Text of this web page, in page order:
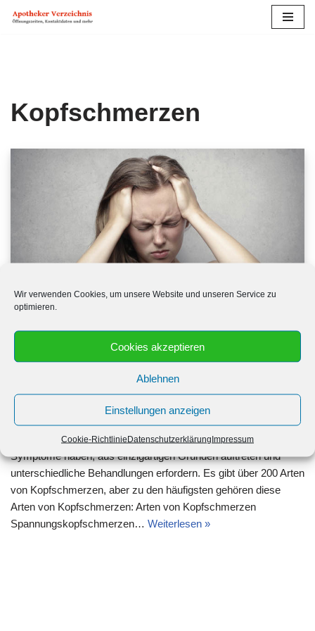
Wir verwenden Cookies, um unsere Website und unseren Service zu
optimieren.
Cookies akzeptieren
Ablehnen
Einstellungen anzeigen
Cookie-RichtlinieDatenschutzerklärungImpressum
Kopfschmerzen
Kopfschmerzen – Ursachen und
Kopfschmerzen können komplizierter sein, als den meisten
Menschen bewusst ist. Verschiedene Arten können ihre eigenen
Symptome haben, aus einzigartigen Gründen auftreten und
unterschiedliche Behandlungen erfordern. Es gibt über 200 Arten
von Kopfschmerzen, aber zu den häufigsten gehören diese
Arten von Kopfschmerzen: Arten von Kopfschmerzen
Spannungskopfschmerzen… Weiterlesen »